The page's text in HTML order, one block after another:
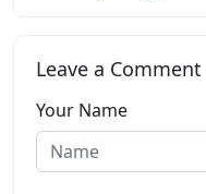
Leave a Comment
Your Name